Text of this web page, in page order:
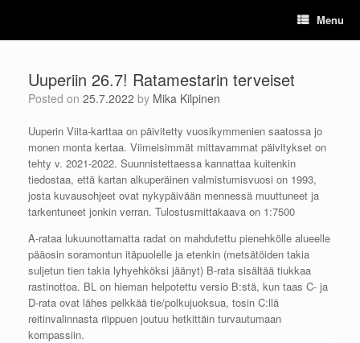
content
Menu
Uuperiin 26.7! Ratamestarin terveiset
Posted on 25.7.2022 by Mika Kilpinen
Uuperin Viita-karttaa on päivitetty vuosikymmenien saatossa jo
monen monta kertaa. Viimeisimmät mittavammat päivitykset on
tehty v. 2021-2022. Suunnistettaessa kannattaa kuitenkin
tiedostaa, että kartan alkuperäinen valmistumisvuosi on 1993,
josta kuvausohjeet ovat nykypäivään mennessä muuttuneet ja
tarkentuneet jonkin verran. Tulostusmittakaava on 1:7500
A-rataa lukuunottamatta radat on mahdutettu pienehkölle alueelle
pääosin soramontun itäpuolelle ja etenkin (metsätöiden takia
suljetun tien takia lyhyehköksi jäänyt) B-rata sisältää tiukkaa
rastinottoa. BL on hieman helpotettu versio B:stä, kun taas C- ja
D-rata ovat lähes pelkkää tie/polkujuoksua, tosin C:llä
reitinvalinnasta riippuen joutuu hetkittäin turvautumaan
kompassiin.